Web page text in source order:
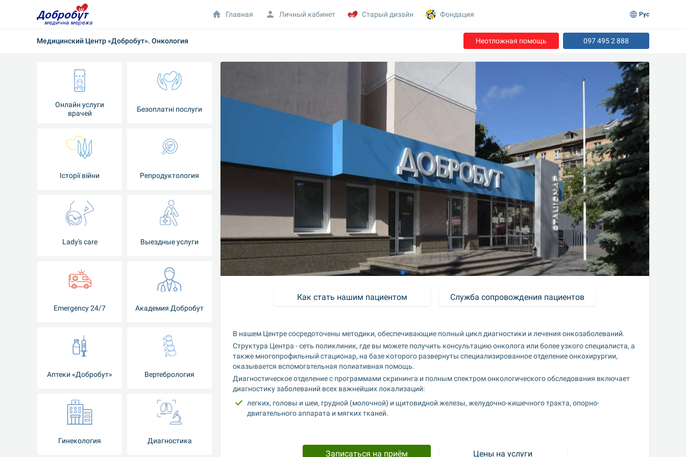
Медицинский Центр «Добробут». Онкология Неотложная помощь 097 495 2 888
Онлайн услуги
врачей
Безоплатні послуги
Iсторії війни Репродуктология
Lady's care Выездные услуги
Emergency 24/7 Академия Добробут
Аптеки «Добробут» Вертебрология
Гинекология Диагностика
Как стать нашим пациентом Служба сопровождения пациентов
В нашем Центре сосредоточены методики, обеспечивающие полный цикл диагностики и лечения онкозаболеваний.
Структура Центра - сеть поликлиник, где вы можете получить консультацию онколога или более узкого специалиста, а
также многопрофильный стационар, на базе которого развернуты специализированное отделение онкохирургии,
оказывается вспомогательная полиативная помощь.
Диагностическое отделение с программами скрининга и полным спектром онкологического обследования включает
диагностику заболеваний всех важнейших локализаций:
легких, головы и шеи, грудной (молочной) и щитовидной железы, желудочно-кишечного тракта, опорно-
двигательного аппарата и мягких тканей.
Записаться на приём Цены на услуги
Главная Личный кабинет Старый дизайн Фондация Рус